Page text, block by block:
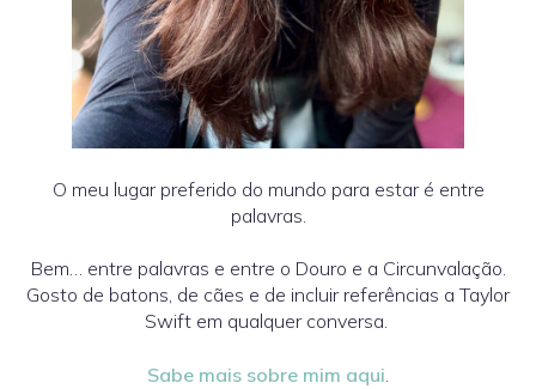
O meu lugar preferido do mundo para estar é entre
palavras.
Bem… entre palavras e entre o Douro e a Circunvalação.
Gosto de batons, de cães e de incluir referências a Taylor
Swift em qualquer conversa.
Sabe mais sobre mim aqui.